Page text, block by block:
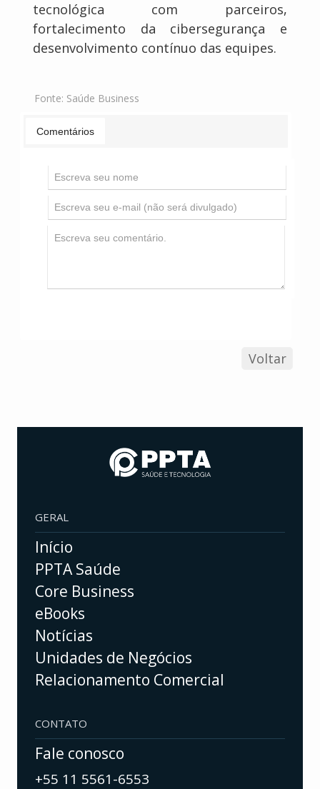
tecnológica com parceiros,
fortalecimento da cibersegurança e
desenvolvimento contínuo das equipes.
Fonte: Saúde Business
Comentários
Voltar
GERAL
Início
PPTA Saúde
Core Business
eBooks
Notícias
Unidades de Negócios
Relacionamento Comercial
CONTATO
Fale conosco
+55 11 5561-6553